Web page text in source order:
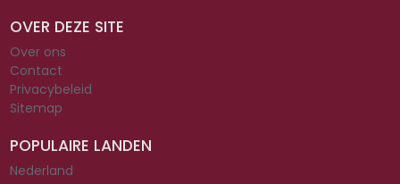
OVER DEZE SITE
Over ons
Contact
Privacybeleid
Sitemap
POPULAIRE LANDEN
Nederland